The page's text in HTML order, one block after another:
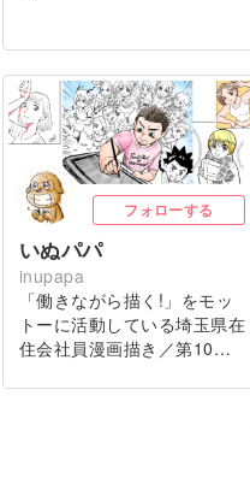
フォローする
いぬパパ
inupapa
「働きながら描く!」をモッ
トーに活動している埼玉県在
住会社員漫画描き／第10…